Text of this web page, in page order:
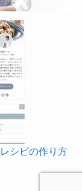
シピの作り方